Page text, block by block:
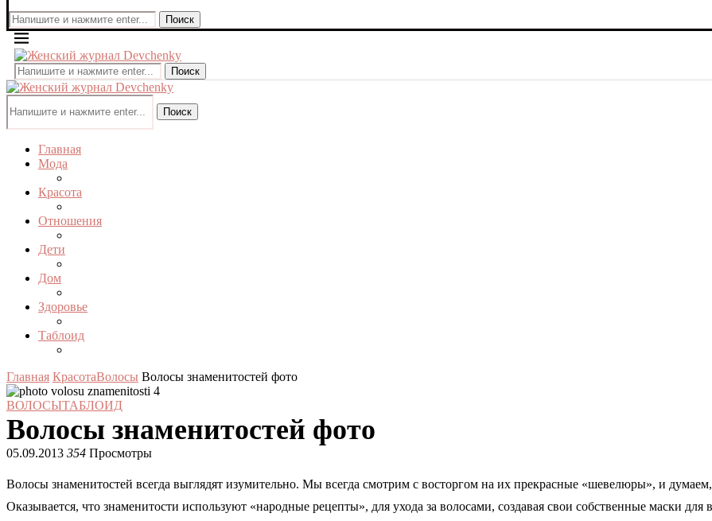
Поиск
Поиск
Поиск
Главная
Мода
Красота
Отношения
Дети
Дом
Здоровье
Таблоид
Главная КрасотаВолосы Волосы знаменитостей фото
ВОЛОСЫТАБЛОИД
Волосы знаменитостей фото
05.09.2013 354 Просмотры
Волосы знаменитостей всегда выглядят изумительно. Мы всегда смотрим с восторгом на их прекрасные «шевелюры», и
Оказывается, что знаменитости используют «народные рецепты», для ухода за волосами, создавая свои собственные маски